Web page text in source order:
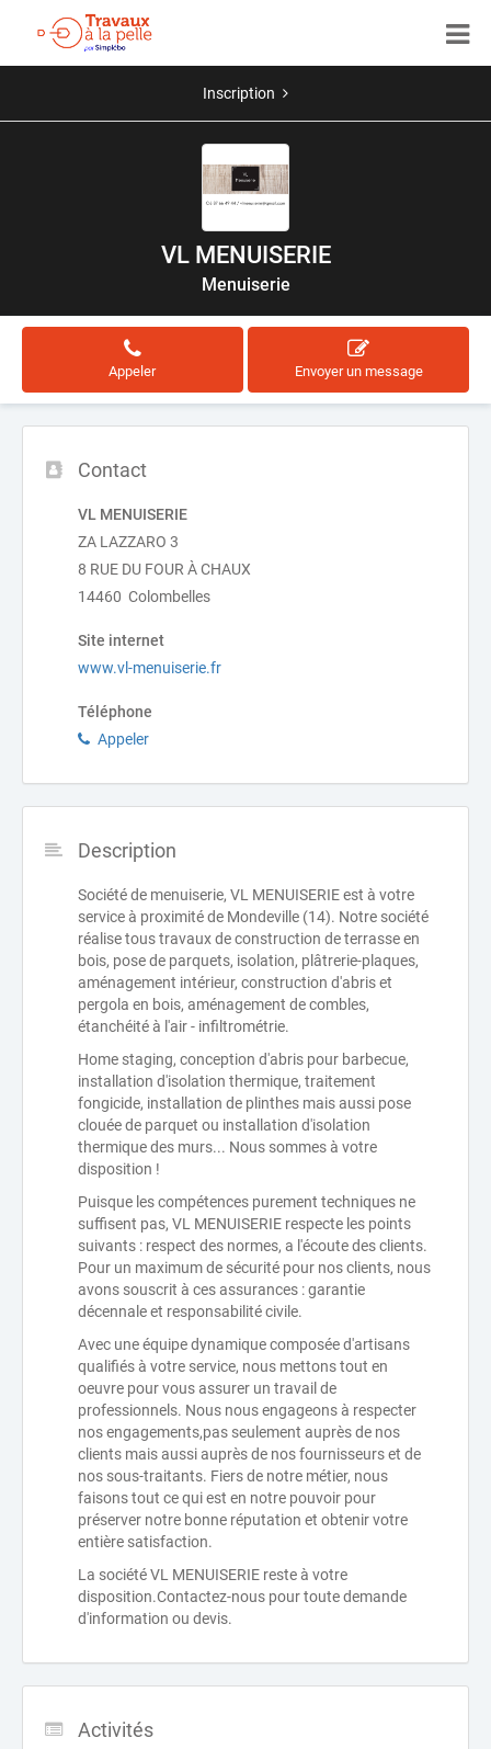
Inscription
VL MENUISERIE
Menuiserie
Appeler Envoyer un message
Contact
VL MENUISERIE
ZA LAZZARO 3
8 RUE DU FOUR À CHAUX
14460 Colombelles
Site internet
www.vl-menuiserie.fr
Téléphone
Appeler
Description
Société de menuiserie, VL MENUISERIE est à votre
service à proximité de Mondeville (14). Notre société
réalise tous travaux de construction de terrasse en
bois, pose de parquets, isolation, plâtrerie-plaques,
aménagement intérieur, construction d'abris et
pergola en bois, aménagement de combles,
étanchéité à l'air - infiltrométrie.
Home staging, conception d'abris pour barbecue,
installation d'isolation thermique, traitement
fongicide, installation de plinthes mais aussi pose
clouée de parquet ou installation d'isolation
thermique des murs... Nous sommes à votre
disposition !
Puisque les compétences purement techniques ne
suffisent pas, VL MENUISERIE respecte les points
suivants : respect des normes, a l'écoute des clients.
Pour un maximum de sécurité pour nos clients, nous
avons souscrit à ces assurances : garantie
décennale et responsabilité civile.
Avec une équipe dynamique composée d'artisans
qualifiés à votre service, nous mettons tout en
oeuvre pour vous assurer un travail de
professionnels. Nous nous engageons à respecter
nos engagements,pas seulement auprès de nos
clients mais aussi auprès de nos fournisseurs et de
nos sous-traitants. Fiers de notre métier, nous
faisons tout ce qui est en notre pouvoir pour
préserver notre bonne réputation et obtenir votre
entière satisfaction.
La société VL MENUISERIE reste à votre
disposition.Contactez-nous pour toute demande
d'information ou devis.
Activités